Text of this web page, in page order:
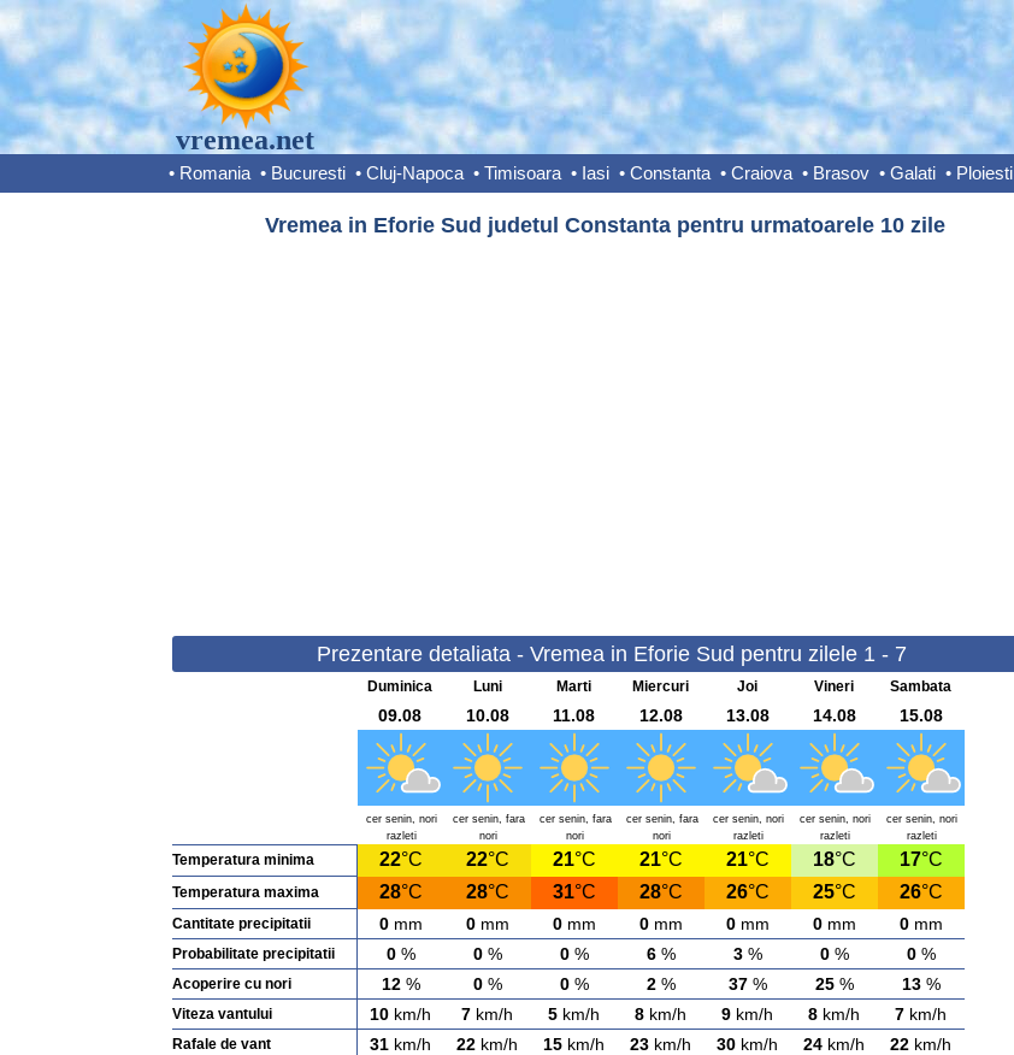
vremea.net
• Romania • Bucuresti • Cluj-Napoca • Timisoara • Iasi • Constanta • Craiova • Brasov • Galati • Ploiesti
Vremea in Eforie Sud judetul Constanta pentru urmatoarele 10 zile
Prezentare detaliata - Vremea in Eforie Sud pentru zilele 1 - 7
Duminica Luni Marti Miercuri Joi Vineri Sambata
09.08 10.08 11.08 12.08 13.08 14.08 15.08
cer senin, nori
razleti
cer senin, fara
nori
cer senin, fara
nori
cer senin, fara
nori
cer senin, nori
razleti
cer senin, nori
razleti
cer senin, nori
razleti
Temperatura minima 22°C 22°C 21°C 21°C 21°C 18°C 17°C
Temperatura maxima 28°C 28°C 31°C 28°C 26°C 25°C 26°C
Cantitate precipitatii 0mm 0mm 0mm 0mm 0mm 0mm 0mm
Probabilitate precipitatii 0% 0% 0% 6% 3% 0% 0%
Acoperire cu nori 12% 0% 0% 2% 37% 25% 13%
Viteza vantului 10 km/h 7 km/h 5 km/h 8 km/h 9 km/h 8 km/h 7 km/h
Rafale de vant 31 km/h 22 km/h 15 km/h 23 km/h 30 km/h 24 km/h 22 km/h